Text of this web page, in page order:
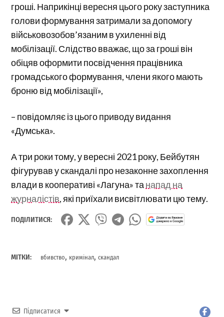
гроші. Наприкінці вересня цього року заступника
голови формування затримали за допомогу
військовозобов’язаним в ухиленні від
мобілізації. Слідство вважає, що за гроші він
обіцяв оформити посвідчення працівника
громадського формування, члени якого мають
броню від мобілізації»,
– повідомляє із цього приводу видання
«Думська».
А три роки тому, у вересні 2021 року, Бейбутян
фігурував у скандалі про незаконне захоплення
влади в кооперативі «Лагуна» танапад на
журналістів, які приїхали висвітлювати цю тему.
ПОДІЛИТИСЯ:
МІТКИ: вбивство, кримінал,скандал
Підписатися